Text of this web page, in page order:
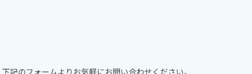
記のフォームよりお気軽にお問い合わせください。